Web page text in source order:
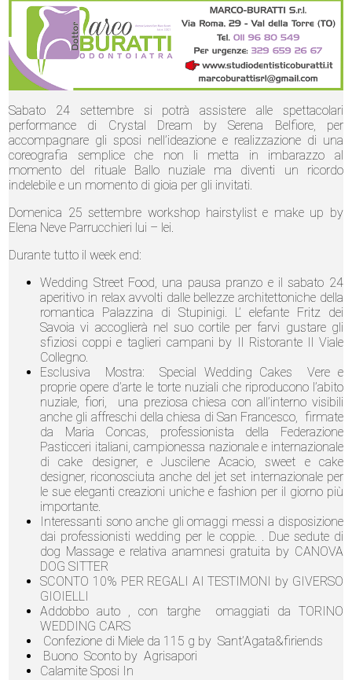
Sabato 24 settembre si potrà assistere alle spettacolari
performance di Crystal Dream by Serena Belfiore, per
accompagnare gli sposi nell’ideazione e realizzazione di una
coreografia semplice che non li metta in imbarazzo al
momento del rituale Ballo nuziale ma diventi un ricordo
indelebile e un momento di gioia per gli invitati.
Domenica 25 settembre workshop hairstylist e make up by
Elena Neve Parrucchieri lui – lei.
Durante tutto il week end:
Wedding Street Food, una pausa pranzo e il sabato 24
aperitivo in relax avvolti dalle bellezze architettoniche della
romantica Palazzina di Stupinigi. L’ elefante Fritz dei
Savoia vi accoglierà nel suo cortile per farvi gustare gli
sfiziosi coppi e taglieri campani by Il Ristorante Il Viale
Collegno.
Esclusiva Mostra: Special Wedding Cakes Vere e
proprie opere d’arte le torte nuziali che riproducono l’abito
nuziale, fiori, una preziosa chiesa con all’interno visibili
anche gli affreschi della chiesa di San Francesco, firmate
da Maria Concas, professionista della Federazione
Pasticceri italiani, campionessa nazionale e internazionale
di cake designer, e Juscilene Acacio, sweet e cake
designer, riconosciuta anche del jet set internazionale per
le sue eleganti creazioni uniche e fashion per il giorno più
importante.
Interessanti sono anche gli omaggi messi a disposizione
dai professionisti wedding per le coppie. . Due sedute di
dog Massage e relativa anamnesi gratuita by CANOVA
DOG SITTER
SCONTO 10% PER REGALI AI TESTIMONI by GIVERSO
GIOIELLI
Addobbo auto , con targhe omaggiati da TORINO
WEDDING CARS
Confezione di Miele da 115 g by Sant’Agata&firiends
Buono Sconto by Agrisapori
Calamite Sposi In